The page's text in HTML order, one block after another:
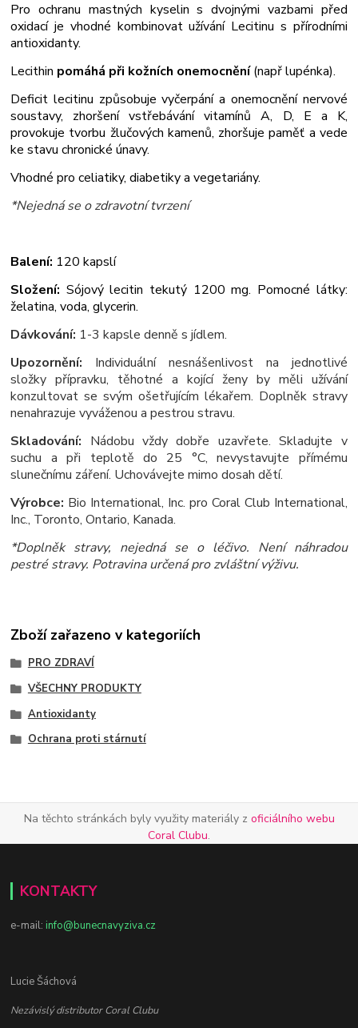
Pro ochranu mastných kyselin s dvojnými vazbami před
oxidací je vhodné kombinovat užívání Lecitinu s přírodními
antioxidanty.
Lecithin pomáhá při kožních onemocnění(např lupénka).
Deficit lecitinu způsobuje vyčerpání a onemocnění nervové
soustavy, zhoršení vstřebávání vitamínů A, D, E a K,
provokuje tvorbu žlučových kamenů, zhoršuje paměť a vede
ke stavu chronické únavy.
Vhodné pro celiatiky, diabetiky a vegetariány.
*Nejedná se o zdravotní tvrzení
Balení: 120 kapslí
Složení: Sójový lecitin tekutý 1200 mg. Pomocné látky:
želatina, voda, glycerin.
Dávkování: 1-3 kapsle denně s jídlem.
Upozornění: Individuální nesnášenlivost na jednotlivé
složky přípravku, těhotné a kojící ženy by měli užívání
konzultovat se svým ošetřujícím lékařem. Doplněk stravy
nenahrazuje vyváženou a pestrou stravu.
Skladování: Nádobu vždy dobře uzavřete. Skladujte v
suchu a při teplotě do 25 °C, nevystavujte přímému
slunečnímu záření. Uchovávejte mimo dosah dětí.
Výrobce: Bio International, Inc. pro Coral Club International,
Inc., Toronto, Ontario, Kanada.
*Doplněk stravy, nejedná se o léčivo. Není náhradou
pestré stravy. Potravina určená pro zvláštní výživu.
Zboží zařazeno v kategoriích
PRO ZDRAVÍ
VŠECHNY PRODUKTY
Antioxidanty
Ochrana proti stárnutí
Na těchto stránkách byly využity materiály z oficiálního webu
Coral Clubu.
KONTAKTY
e-mail:info@bunecnavyziva.cz
Lucie Šáchová
Nezávislý distributor Coral Clubu